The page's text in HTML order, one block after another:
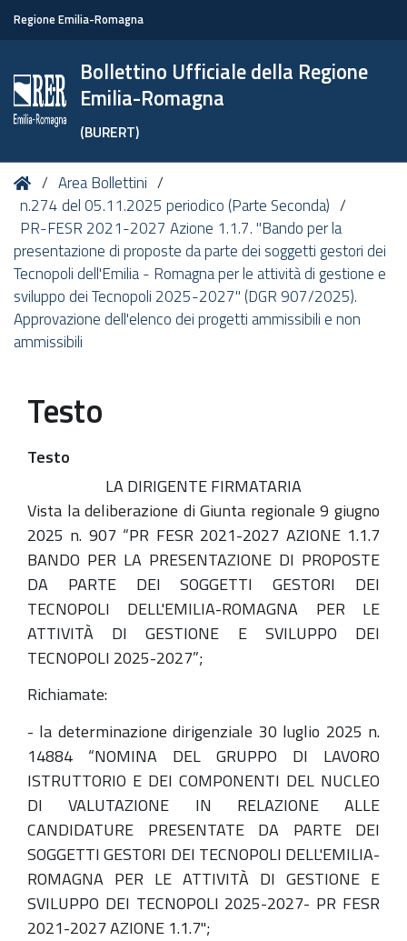
Regione Emilia-Romagna
Bollettino Ufficiale della Regione
Emilia-Romagna
(BURERT)
Tu
sei
qui:
HomeArea Bollettini
n.274 del 05.11.2025 periodico (Parte Seconda)
PR-FESR 2021-2027 Azione 1.1.7. "Bando per la
presentazione di proposte da parte dei soggetti gestori dei
Tecnopoli dell'Emilia - Romagna per le attività di gestione e
sviluppo dei Tecnopoli 2025-2027" (DGR 907/2025).
Approvazione dell'elenco dei progetti ammissibili e non
ammissibili
Testo
Testo
LA DIRIGENTE FIRMATARIA
Vista la deliberazione di Giunta regionale 9 giugno
2025 n. 907 “PR FESR 2021-2027 AZIONE 1.1.7
BANDO PER LA PRESENTAZIONE DI PROPOSTE
DA PARTE DEI SOGGETTI GESTORI DEI
TECNOPOLI DELL'EMILIA-ROMAGNA PER LE
ATTIVITÀ DI GESTIONE E SVILUPPO DEI
TECNOPOLI 2025-2027”;
Richiamate:
- la determinazione dirigenziale 30 luglio 2025 n.
14884 “NOMINA DEL GRUPPO DI LAVORO
ISTRUTTORIO E DEI COMPONENTI DEL NUCLEO
DI VALUTAZIONE IN RELAZIONE ALLE
CANDIDATURE PRESENTATE DA PARTE DEI
SOGGETTI GESTORI DEI TECNOPOLI DELL'EMILIA-
ROMAGNA PER LE ATTIVITÀ DI GESTIONE E
SVILUPPO DEI TECNOPOLI 2025-2027- PR FESR
2021-2027 AZIONE 1.1.7";